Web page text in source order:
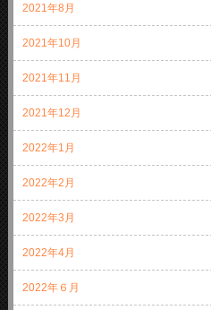
2021年8月
2021年10月
2021年11月
2021年12月
2022年1月
2022年2月
2022年3月
2022年4月
2022年６月